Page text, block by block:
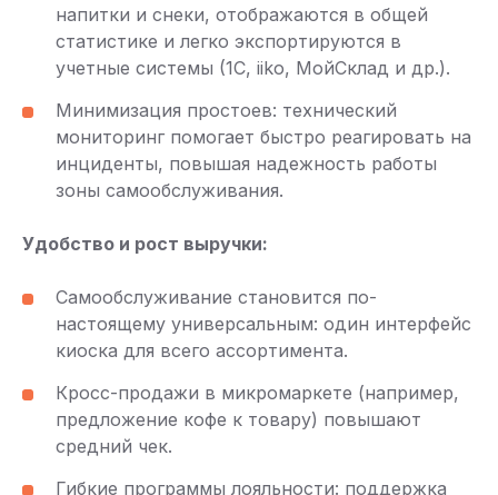
напитки и снеки, отображаются в общей
статистике и легко экспортируются в
учетные системы (1С, iiko, МойСклад и др.).
Минимизация простоев: технический
мониторинг помогает быстро реагировать на
инциденты, повышая надежность работы
зоны самообслуживания.
Удобство и рост выручки:
Самообслуживание становится по-
настоящему универсальным: один интерфейс
киоска для всего ассортимента.
Кросс-продажи в микромаркете (например,
предложение кофе к товару) повышают
средний чек.
Гибкие программы лояльности: поддержка